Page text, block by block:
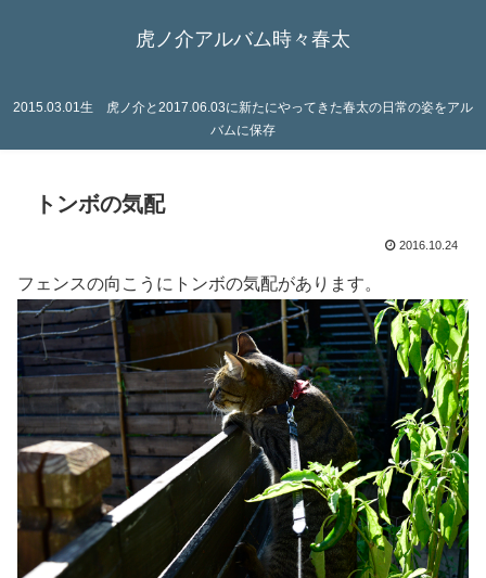
虎ノ介アルバム時々春太
2015.03.01生 虎ノ介と2017.06.03に新たにやってきた春太の日常の姿をアル
バムに保存
トンボの気配
2016.10.24
フェンスの向こうにトンボの気配があります。